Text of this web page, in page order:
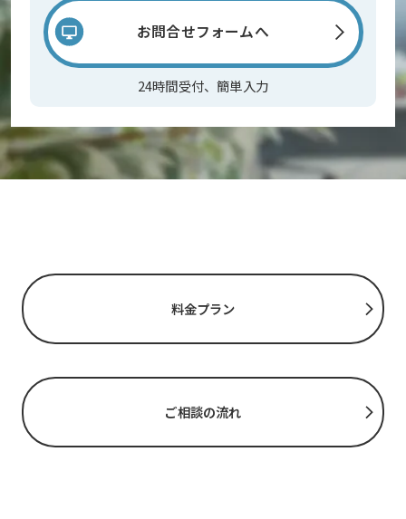
お問合せフォームへ
24時間受付、簡単入力
料金プラン
ご相談の流れ